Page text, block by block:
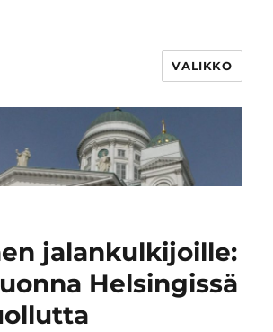
VALIKKO
jalankulkijoille:
Helsingissä